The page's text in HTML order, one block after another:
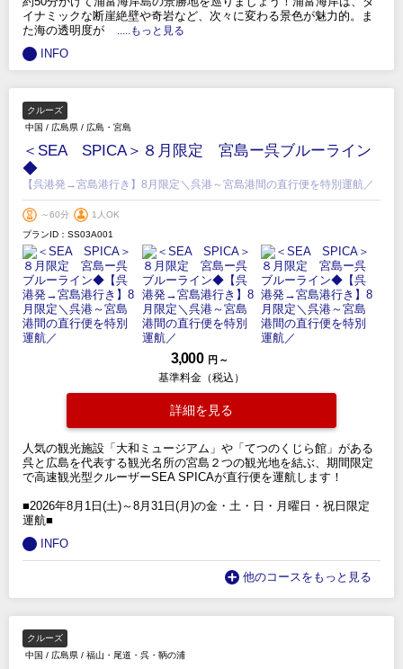
イナミックな断崖絶壁や奇岩など、次々に変わる景色が魅力的。ま
た海の透明度が
.....もっと見る
INFO
クルーズ
中国 / 広島県 / 広島・宮島
＜SEA SPICA＞８月限定 宮島ー呉ブルーライン
◆
【呉港発→宮島港行き】8月限定＼呉港～宮島港間の直行便を特別運航／
～60分
1人OK
プランID：SS03A001
3,000 円 ～
基準料金（税込）
詳細を見る
人気の観光施設「大和ミュージアム」や「てつのくじら館」がある
呉と広島を代表する観光名所の宮島２つの観光地を結ぶ、期間限定
で高速観光型クルーザーSEA SPICAが直行便を運航します！
■2026年8月1日(土)～8月31日(月)の金・土・日・月曜日・祝日限定
運航■
INFO
他のコースをもっと見る
クルーズ
中国 / 広島県 / 福山・尾道・呉・鞆の浦